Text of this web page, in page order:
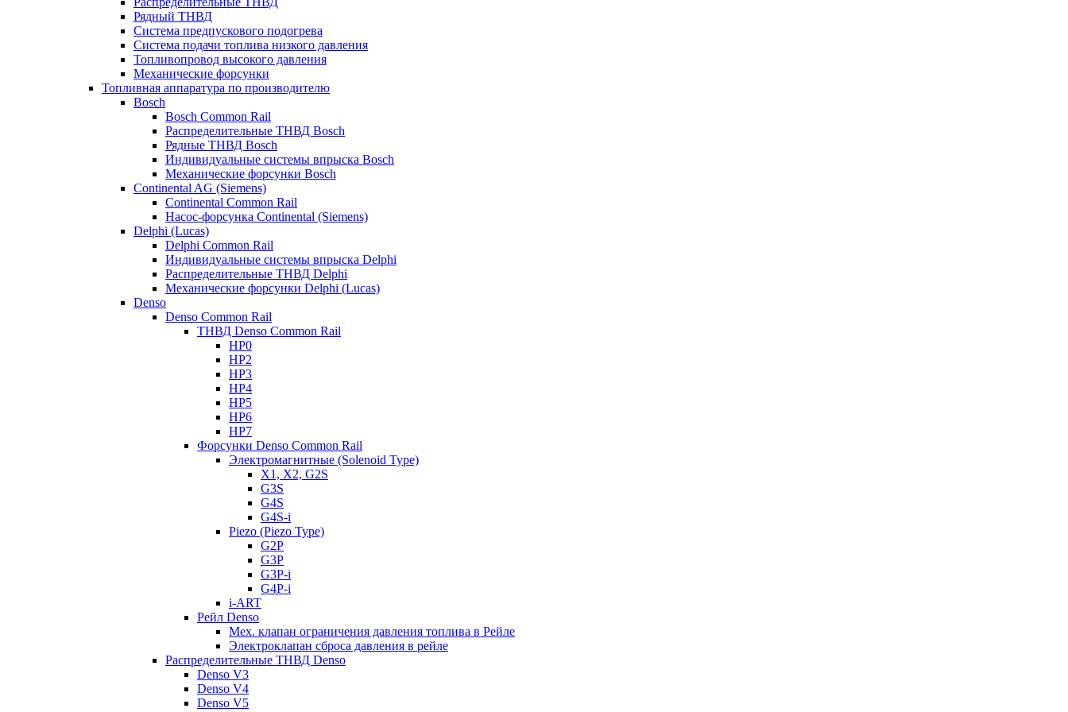
Рядный ТНВД
Система предпускового подогрева
Система подачи топлива низкого давления
Топливопровод высокого давления
Механические форсунки
Топливная аппаратура по производителю
Bosch
Bosch Common Rail
Распределительные ТНВД Bosch
Рядные ТНВД Bosch
Индивидуальные системы впрыска Bosch
Механические форсунки Bosch
Continental AG (Siemens)
Continental Common Rail
Насос-форсунка Continental (Siemens)
Delphi (Lucas)
Delphi Common Rail
Индивидуальные системы впрыска Delphi
Распределительные ТНВД Delphi
Механические форсунки Delphi (Lucas)
Denso
Denso Common Rail
ТНВД Denso Common Rail
HP0
HP2
HP3
HP4
HP5
HP6
HP7
Форсунки Denso Common Rail
Электромагнитные (Solenoid Type)
X1, X2, G2S
G3S
G4S
G4S-i
Piezo (Piezo Type)
G2P
G3P
G3P-i
G4P-i
i-ART
Рейл Denso
Мех. клапан ограничения давления топлива в Рейле
Электроклапан сброса давления в рейле
Распределительные ТНВД Denso
Denso V3
Denso V4
Denso V5